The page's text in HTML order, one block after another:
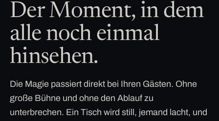
Der Moment, in dem
alle noch einmal
hinsehen.
Die Magie passiert direkt bei Ihren Gästen. Ohne
große Bühne und ohne den Ablauf zu
unterbrechen. Ein Tisch wird still, jemand lacht, und